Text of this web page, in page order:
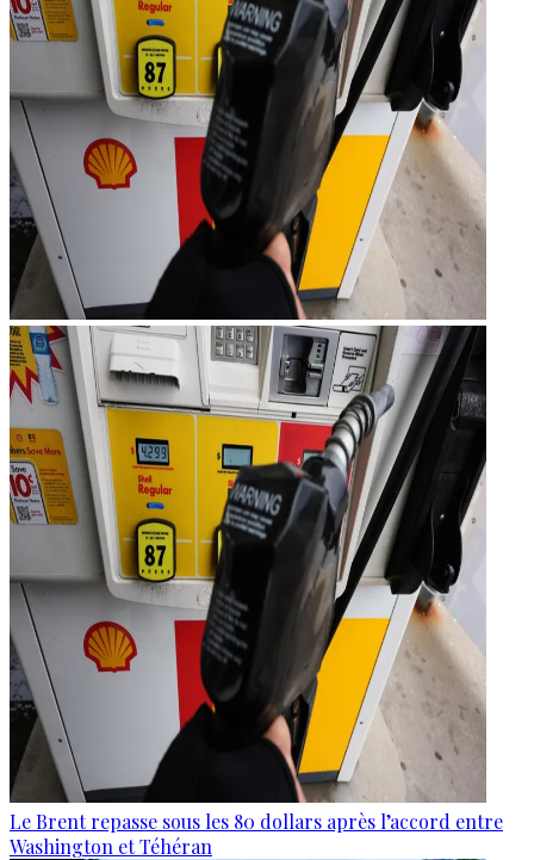
Le Brent repasse sous les 80 dollars après l’accord entre
Washington et Téhéran